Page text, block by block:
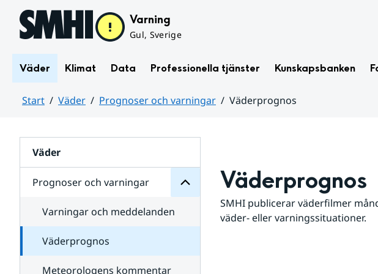
Hoppa till sidans innehåll Varning
Gul, Sverige
Väder Klimat Data Professionella tjänster Kunskapsbanken
Start Väder Prognoser och varningar
Väderprognos
Väder
Prognoser och varningar
för
varningar
Varningar och meddelanden
Väderprognos
Meteorologens kommentar
Väderprognos
SMHI publicerar väderfilmer
väder- eller varningssituationer.